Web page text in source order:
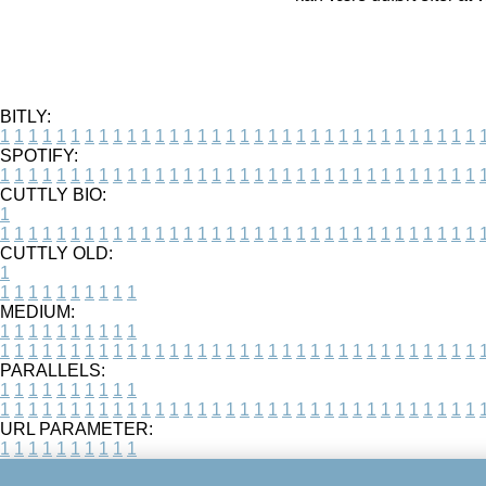
BITLY:
1 1 1 1 1 1 1 1 1 1 1 1 1 1 1 1 1 1 1 1 1 1 1 1 1 1 1 1 1 1 1 1 1 1
SPOTIFY:
1 1 1 1 1 1 1 1 1 1 1 1 1 1 1 1 1 1 1 1 1 1 1 1 1 1 1 1 1 1 1 1 1 1
CUTTLY BIO:
1
1 1 1 1 1 1 1 1 1 1 1 1 1 1 1 1 1 1 1 1 1 1 1 1 1 1 1 1 1 1 1 1 1 1
CUTTLY OLD:
1
1 1 1 1 1 1 1 1 1 1
MEDIUM:
1 1 1 1 1 1 1 1 1 1
1 1 1 1 1 1 1 1 1 1 1 1 1 1 1 1 1 1 1 1 1 1 1 1 1 1 1 1 1 1 1 1 1 1
PARALLELS:
1 1 1 1 1 1 1 1 1 1
1 1 1 1 1 1 1 1 1 1 1 1 1 1 1 1 1 1 1 1 1 1 1 1 1 1 1 1 1 1 1 1 1 1
URL PARAMETER:
1 1 1 1 1 1 1 1 1 1